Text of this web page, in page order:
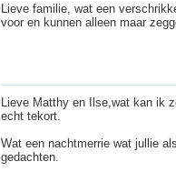
Lieve familie, wat een
voor en kunnen alleen maar
Lieve Matthy en Ilse,wat kan ik
echt tekort.
Wat een nachtmerrie wat jullie
gedachten.